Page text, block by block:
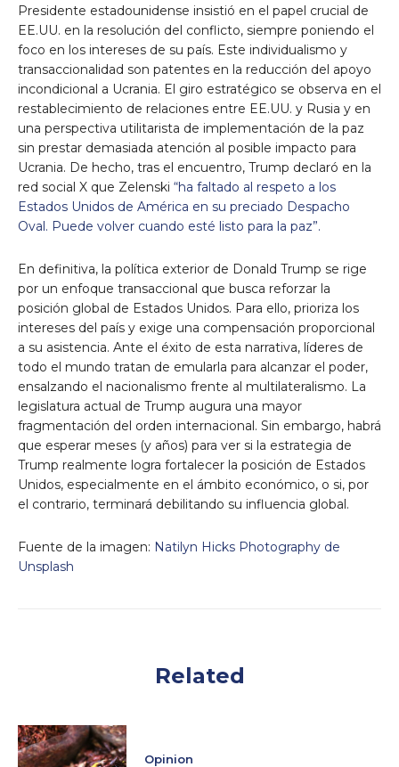
Presidente estadounidense insistió en el papel crucial de
EE.UU. en la resolución del conflicto, siempre poniendo el
foco en los intereses de su país. Este individualismo y
transaccionalidad son patentes en la reducción del apoyo
incondicional a Ucrania. El giro estratégico se observa en el
restablecimiento de relaciones entre EE.UU. y Rusia y en
una perspectiva utilitarista de implementación de la paz
sin prestar demasiada atención al posible impacto para
Ucrania. De hecho, tras el encuentro, Trump declaró en la
red social X que Zelenski “ha faltado al respeto a los
Estados Unidos de América en su preciado Despacho
Oval. Puede volver cuando esté listo para la paz”.
En definitiva, la política exterior de Donald Trump se rige
por un enfoque transaccional que busca reforzar la
posición global de Estados Unidos. Para ello, prioriza los
intereses del país y exige una compensación proporcional
a su asistencia. Ante el éxito de esta narrativa, líderes de
todo el mundo tratan de emularla para alcanzar el poder,
ensalzando el nacionalismo frente al multilateralismo. La
legislatura actual de Trump augura una mayor
fragmentación del orden internacional. Sin embargo, habrá
que esperar meses (y años) para ver si la estrategia de
Trump realmente logra fortalecer la posición de Estados
Unidos, especialmente en el ámbito económico, o si, por
el contrario, terminará debilitando su influencia global.
Fuente de la imagen: Natilyn Hicks Photography de
Unsplash
Related
Opinion